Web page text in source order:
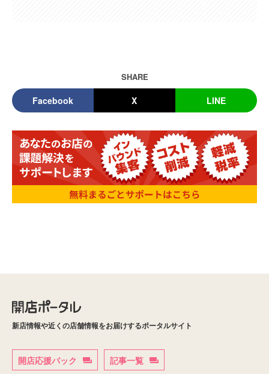
SHARE
Facebook X LINE
新店情報や近くの店舗情報をお届けするポータルサイト
開店応援パック 記事一覧